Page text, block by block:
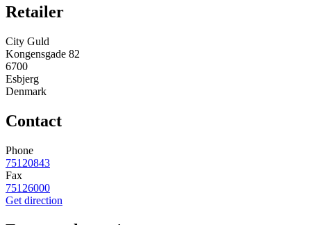
Retailer
City Guld
Kongensgade 82
6700
Esbjerg
Denmark
Contact
Phone
75120843
Fax
75126000
Get direction